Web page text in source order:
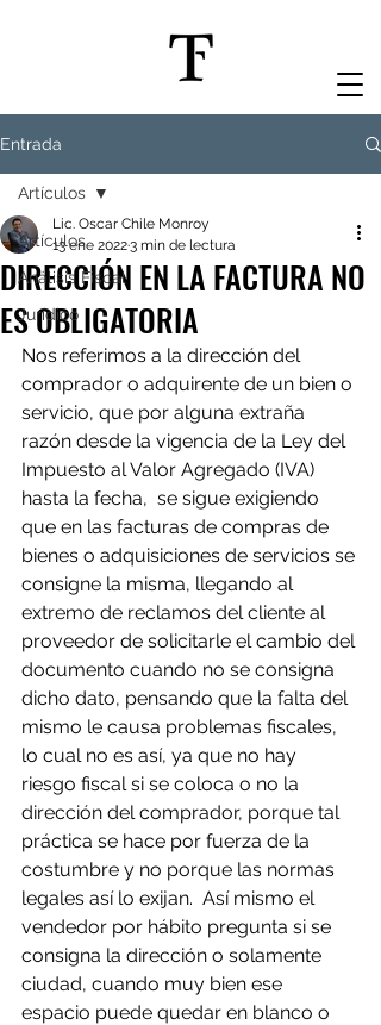
Entrada
Artículos
Análisis Fiscal
Jurídico
Artículos
DIRECCIÓN EN LA FACTURA NO
ES OBLIGATORIA
Lic. Oscar Chile Monroy
13 ene 20223 min de lectura
Nos referimos a la dirección del
comprador o adquirente de un bien o
servicio, que por alguna extraña
razón desde la vigencia de la Ley del
Impuesto al Valor Agregado (IVA)
hasta la fecha,  se sigue exigiendo
que en las facturas de compras de
bienes o adquisiciones de servicios se
consigne la misma, llegando al
extremo de reclamos del cliente al
proveedor de solicitarle el cambio del
documento cuando no se consigna
dicho dato, pensando que la falta del
mismo le causa problemas fiscales,
lo cual no es así, ya que no hay
riesgo fiscal si se coloca o no la
dirección del comprador, porque tal
práctica se hace por fuerza de la
costumbre y no porque las normas
legales así lo exijan.  Así mismo el
vendedor por hábito pregunta si se
consigna la dirección o solamente
ciudad, cuando muy bien ese
espacio puede quedar en blanco o